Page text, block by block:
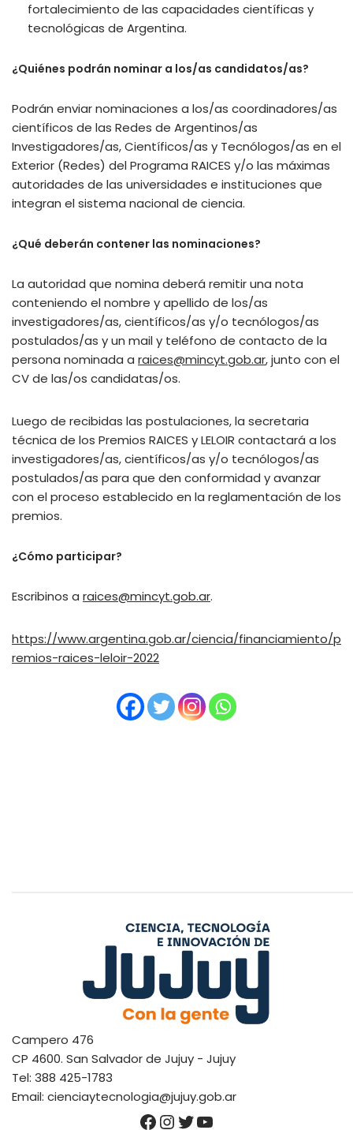
fortalecimiento de las capacidades científicas y
tecnológicas de Argentina.
¿Quiénes podrán nominar a los/as candidatos/as?
Podrán enviar nominaciones a los/as coordinadores/as
científicos de las Redes de Argentinos/as
Investigadores/as, Científicos/as y Tecnólogos/as en el
Exterior (Redes) del Programa RAICES y/o las máximas
autoridades de las universidades e instituciones que
integran el sistema nacional de ciencia.
¿Qué deberán contener las nominaciones?
La autoridad que nomina deberá remitir una nota
conteniendo el nombre y apellido de los/as
investigadores/as, científicos/as y/o tecnólogos/as
postulados/as y un mail y teléfono de contacto de la
persona nominada a raices@mincyt.gob.ar, junto con el
CV de las/os candidatas/os.
Luego de recibidas las postulaciones, la secretaria
técnica de los Premios RAICES y LELOIR contactará a los
investigadores/as, científicos/as y/o tecnólogos/as
postulados/as para que den conformidad y avanzar
con el proceso establecido en la reglamentación de los
premios.
¿Cómo participar?
Escribinos a raices@mincyt.gob.ar.
https://www.argentina.gob.ar/ciencia/financiamiento/p
remios-raices-leloir-2022
Campero 476
CP 4600. San Salvador de Jujuy - Jujuy
Tel: 388 425-1783
Email: cienciaytecnologia@jujuy.gob.ar